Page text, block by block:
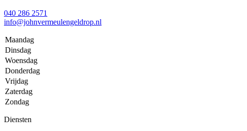
040 286 2571
info@johnvermeulengeldrop.nl
Maandag
Dinsdag
Woensdag
Donderdag
Vrijdag
Zaterdag
Zondag
Diensten